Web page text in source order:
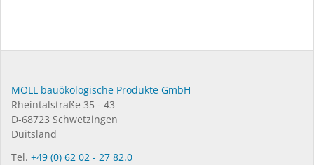
MOLL bauökologische Produkte GmbH
Rheintalstraße 35 - 43
D-68723 Schwetzingen
Duitsland
Tel. +49 (0) 62 02 - 27 82.0